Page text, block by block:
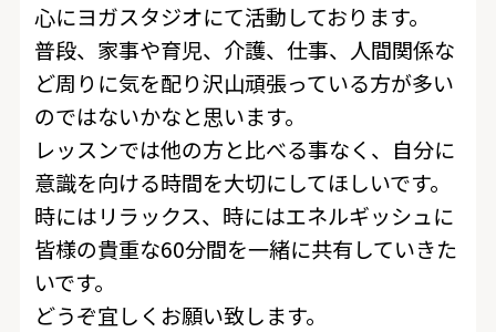
心にヨガスタジオにて活動しております。
普段、家事や育児、介護、仕事、人間関係な
ど周りに気を配り沢山頑張っている方が多い
のではないかなと思います。
レッスンでは他の方と比べる事なく、自分に
意識を向ける時間を大切にしてほしいです。
時にはリラックス、時にはエネルギッシュに
皆様の貴重な60分間を一緒に共有していきた
いです。
どうぞ宜しくお願い致します。